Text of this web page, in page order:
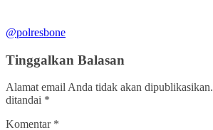
@polresbone
Tinggalkan Balasan
Alamat email Anda tidak akan dipublikasikan.
ditandai *
Komentar *